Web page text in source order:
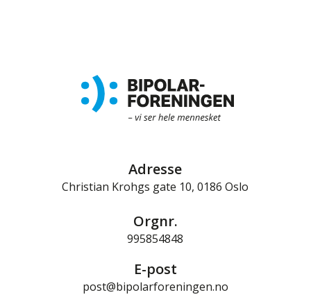
Adresse
Christian Krohgs gate 10, 0186 Oslo
Orgnr.
995854848
E-post
post@bipolarforeningen.no